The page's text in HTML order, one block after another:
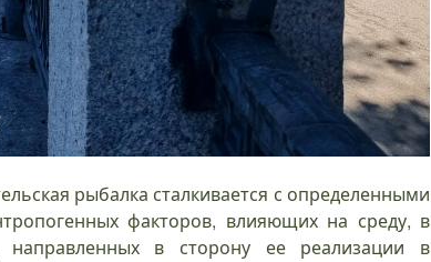
рыбалка сталкивается с определенными
факторов, влияющих на среду, в
в сторону ее реализации в